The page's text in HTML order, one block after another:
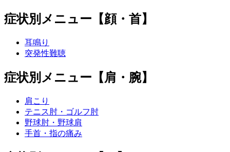
症状別メニュー【顔・首】
耳鳴り
突発性難聴
症状別メニュー【肩・腕】
肩こり
テニス肘・ゴルフ肘
野球肘・野球肩
手首・指の痛み